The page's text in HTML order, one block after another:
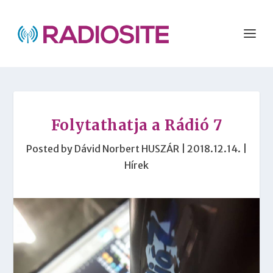
Folytathatja a Rádió 7
Posted by Dávid Norbert HUSZÁR 2018.12.14.
Hírek